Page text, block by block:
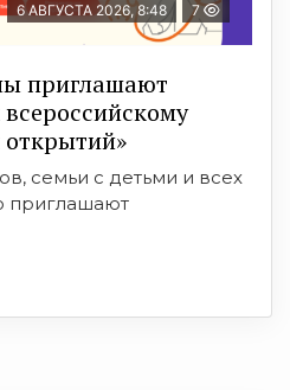
6 АВГУСТА 2026, 8:48 7
приглашают
семьи с детьми и всех
приглашают